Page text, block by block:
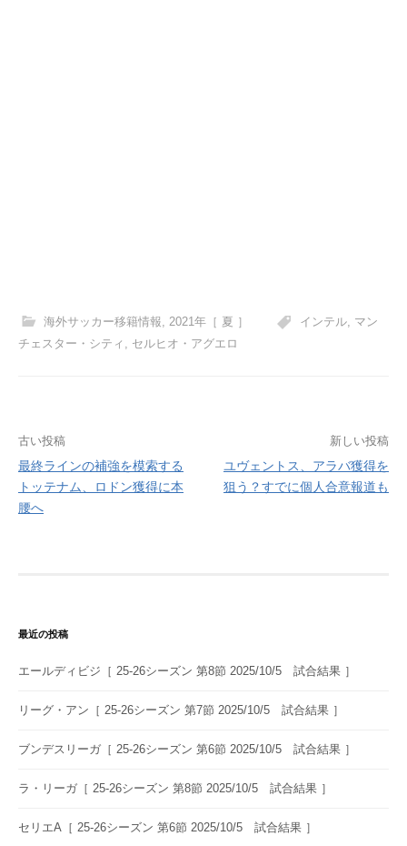
海外サッカー移籍情報, 2021年［ 夏 ］ インテル, マン
チェスター・シティ
セルヒオ・アグエロ
投
稿
ナ
シ
ョ
古い投稿
最終ラインの補強を模索する
トッテナム、ロドン獲得に本
腰へ
新しい投稿
ユヴェントス、アラバ獲得を
狙う？すでに個人合意報道も
最近の投稿
エールディビジ［ 25-26シーズン 第8節 2025/10/5 試合結果 ］
リーグ・アン［ 25-26シーズン 第7節 2025/10/5 試合結果 ］
ブンデスリーガ［ 25-26シーズン 第6節 2025/10/5 試合結果 ］
ラ・リーガ［ 25-26シーズン 第8節 2025/10/5 試合結果 ］
セリエA［ 25-26シーズン 第6節 2025/10/5 試合結果 ］